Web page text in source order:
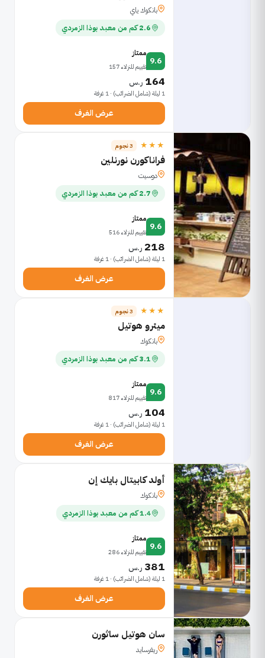
بانكوك ياي
2.6 كم من معبد بوذا الزمردي
9.6
ممتاز
تقييم للنزلاء 157
164 ر.س
1 ليلة (شامل الضرائب) · 1 غرفة
عرض الغرف
★★★ 3 نجوم
فراناكورن نورنلين
دوسيت
2.7 كم من معبد بوذا الزمردي
9.6
ممتاز
تقييم للنزلاء 516
218 ر.س
1 ليلة (شامل الضرائب) · 1 غرفة
عرض الغرف
★★★ 3 نجوم
ميترو هوتيل
بانكوك
3.1 كم من معبد بوذا الزمردي
9.6
ممتاز
تقييم للنزلاء 817
104 ر.س
1 ليلة (شامل الضرائب) · 1 غرفة
عرض الغرف
أولد كابيتال بايك إن
بانكوك
1.4 كم من معبد بوذا الزمردي
9.6
ممتاز
تقييم للنزلاء 286
381 ر.س
1 ليلة (شامل الضرائب) · 1 غرفة
عرض الغرف
سان هوتيل ساثورن
ريفرسايد